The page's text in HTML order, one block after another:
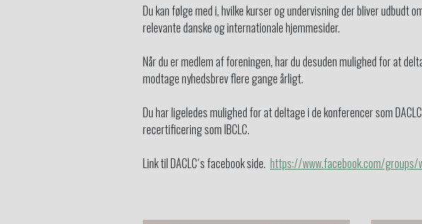
Du kan følge med i, hvilke kurser og undervisning der bliver udbudt
relevante danske og internationale hjemmesider.
Når du er medlem af foreningen, har du desuden mulighed for at
modtage nyhedsbrev flere gange årligt.
Du har ligeledes mulighed for at deltage i de konferencer som
recertificering som IBCLC.
Link til DACLC´s facebook side. https://www.facebook.com/groups/